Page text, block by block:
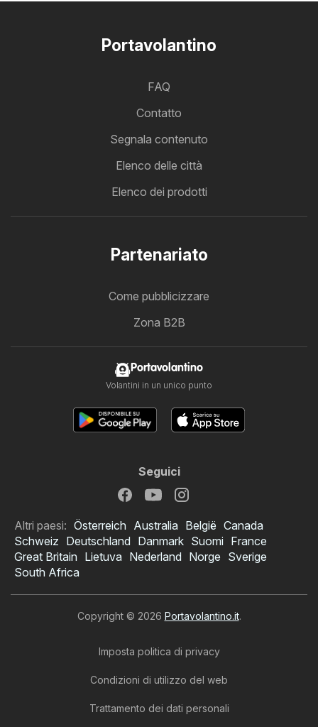
Portavolantino
FAQ
Contatto
Segnala contenuto
Elenco delle città
Elenco dei prodotti
Partenariato
Come pubblicizzare
Zona B2B
Portavolantino
Volantini in un unico punto
Seguici
Altri paesi: Österreich Australia België Canada
Schweiz Deutschland Danmark Suomi France
Great Britain Lietuva Nederland Norge Sverige
South Africa
Copyright © 2026 Portavolantino.it.
Imposta politica di privacy
Condizioni di utilizzo del web
Trattamento dei dati personali